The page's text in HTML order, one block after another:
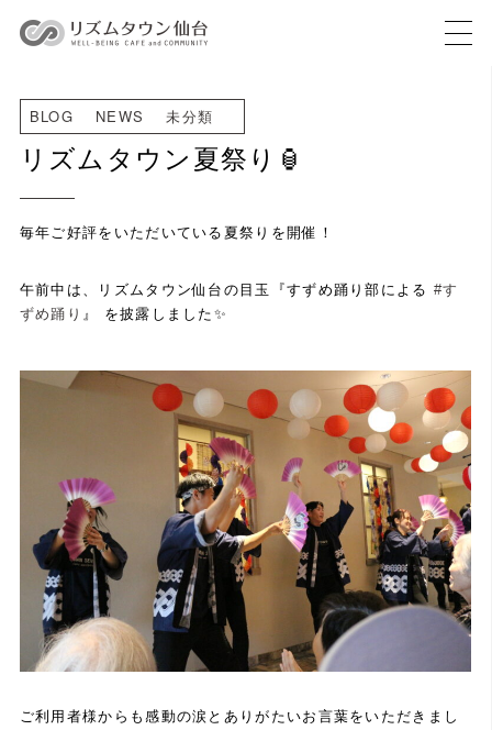
BLOG NEWS 未分類
リズムタウン夏祭り🏮
毎年ご好評をいただいている夏祭りを開催！
午前中は、リズムタウン仙台の目玉『すずめ踊り部による #す
ずめ踊り 』 を披露しました✨
ご利用者様からも感動の涙とありがたいお言葉をいただきまし